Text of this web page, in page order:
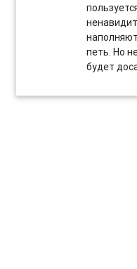
петь. Но
будет